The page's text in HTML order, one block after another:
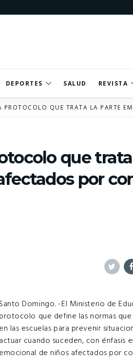
DEPORTES SALUD REVISTA
PROTOCOLO QUE TRATA LA PARTE
que
por
Santo Domingo. -El Ministerio de
que define las normas
en las escuelas para prevenir
actuar cuando suceden, con énfasis
emocional de niños afectados por